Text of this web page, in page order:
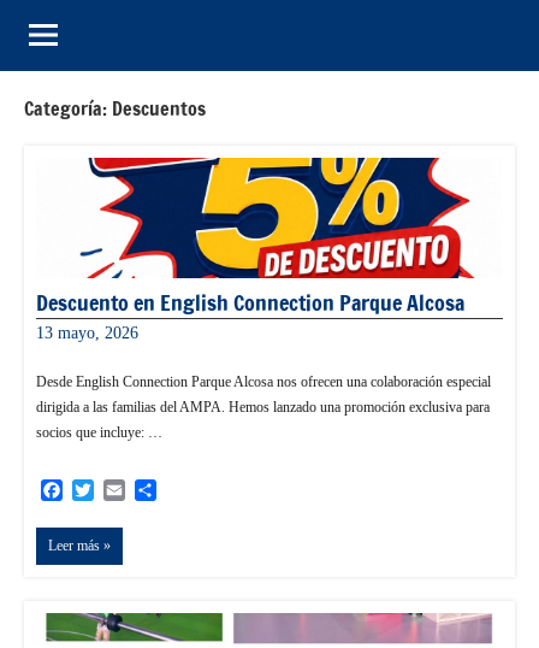
Categoría: Descuentos
Descuento en English Connection Parque Alcosa
13 mayo, 2026
Desde English Connection Parque Alcosa nos ofrecen una colaboración especial
dirigida a las familias del AMPA. Hemos lanzado una promoción exclusiva para
socios que incluye: …
FacebookTwitterEmail
Leer más